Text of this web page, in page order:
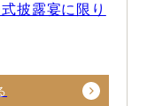
披露宴に限り